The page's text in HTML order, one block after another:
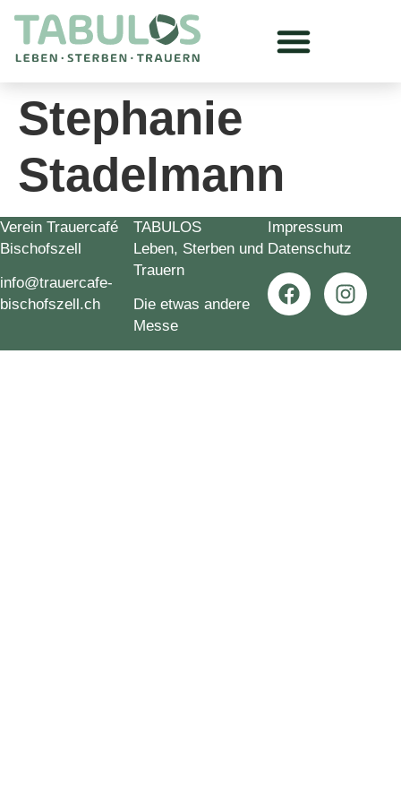
Stephanie
Stadelmann
Verein Trauercafé
Bischofszell
info@trauercafe-
bischofszell.ch
TABULOS
Leben, Sterben und
Trauern
Die etwas andere
Messe
Impressum
Datenschutz